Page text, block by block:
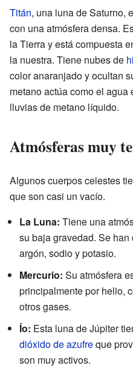
Titán, una luna de Saturno,
con una atmósfera densa.
la Tierra y está compuesta
la nuestra. Tiene nubes de
color anaranjado y ocultan
metano actúa como el
lluvias de metano líquido.
Atmósferas muy
Algunos cuerpos celestes
que son casi un vacío.
La Luna: Tiene una
su baja gravedad. Se
argón, sodio y potasio.
Mercurio: Su atmósfera
principalmente por helio,
otros gases.
Ío: Esta luna de Júpiter
dióxido de azufreque
son muy activos.